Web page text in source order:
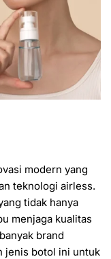
modern yang
teknologi airless.
tidak hanya
menjaga kualitas
brand
jenis botol ini untuk